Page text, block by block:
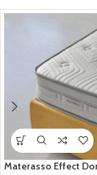
Materasso Effect